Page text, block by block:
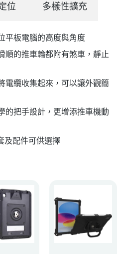
位 多樣性擴充
平板電腦的高度與角度
順的推車輪都附有煞車，靜止
電纜收集起來，可以讓外觀簡
的把手設計，更增添推車機動
及配件可供選擇